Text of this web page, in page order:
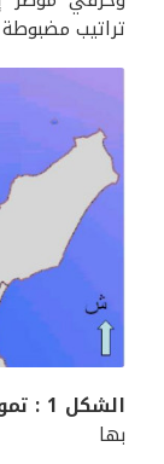
تراتيب
الشكل 1 : تموقع
بها